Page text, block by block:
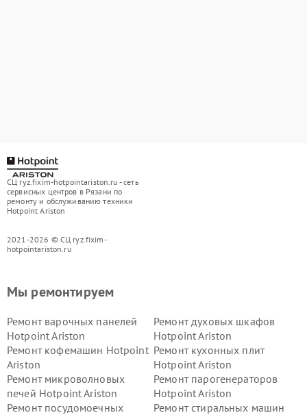
СЦ ryz.fixim-hotpointariston.ru - сеть
сервисных центров в Рязани по
ремонту и обслуживанию техники
Hotpoint Ariston
2021-2026 © СЦ ryz.fixim-
hotpointariston.ru
Мы ремонтируем
Ремонт варочных панелей
Hotpoint Ariston
Ремонт духовых шкафов
Hotpoint Ariston
Ремонт кофемашин Hotpoint
Ariston
Ремонт кухонных плит
Hotpoint Ariston
Ремонт микроволновых
печей Hotpoint Ariston
Ремонт парогенераторов
Hotpoint Ariston
Ремонт посудомоечных
Ремонт стиральных машин